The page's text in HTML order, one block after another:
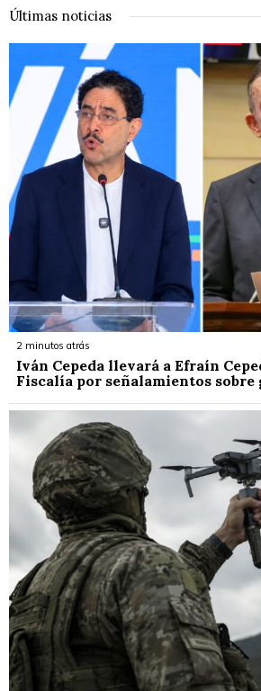
Últimas noticias
2 minutos atrás
Iván Cepeda llevará a Efraín
Fiscalía por señalamientos sobre